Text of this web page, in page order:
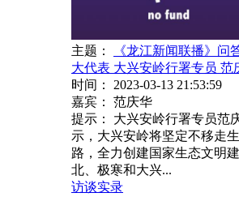
主题：
《龙江新闻联播》问
大代表 大兴安岭行署专员 范
时间：
2023-03-13 21:53:59
嘉宾：
范庆华
提示：
大兴安岭行署专员范
示，大兴安岭将坚定不移走
路，全力创建国家生态文明
北、极寒和大兴...
访谈实录